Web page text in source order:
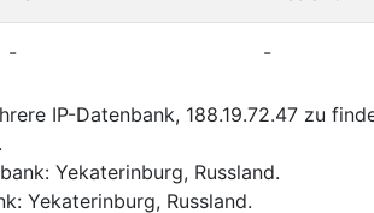
- -
IP-Datenbank, 188.19.72.47 zu
Yekaterinburg, Russland.
Yekaterinburg, Russland.